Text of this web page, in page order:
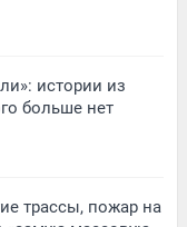
истории из
больше нет
трассы, пожар на